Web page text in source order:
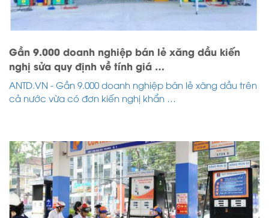
Gần 9.000 doanh nghiệp bán lẻ xăng dầu kiến
nghị sửa quy định về tính giá …
ANTD.VN - Gần 9.000 doanh nghiệp bán lẻ xăng dầu trên
cả nước vừa có đơn kiến nghị khẩn …